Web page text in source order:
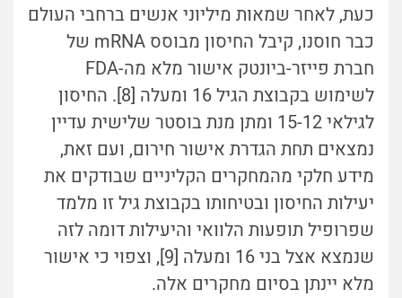
כעת, לאחר שמאות מיליוני אנשים ברחבי העולם
כבר חוסנו, קיבל החיסון מבוסס mRNA של
חברת פייזר-ביונטק אישור מלא מה-FDA
לשימוש בקבוצת הגיל 16 ומעלה [8]. החיסון
לגילאי 15-12 ומתן מנת בוסטר שלישית עדיין
נמצאים תחת הגדרת אישור חירום, ועם זאת,
מידע חלקי מהמחקרים הקליניים שבודקים את
יעילות החיסון ובטיחותו בקבוצת גיל זו מלמד
שפרופיל תופעות הלוואי והיעילות דומה לזה
שנמצא אצל בני 16 ומעלה [9], וצפוי כי אישור
מלא יינתן בסיום מחקרים אלה.